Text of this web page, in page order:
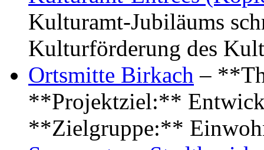
Kulturamt-Jubiläums
Kulturförderung des
Ortsmitte Birkach –
**Projektziel:**
**Zielgruppe:**